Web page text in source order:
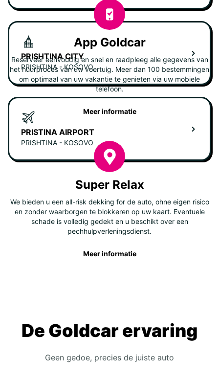
PRISHTINA CITY
PRISHTINA - KOSOVO
PRISTINA AIRPORT
PRISHTINA - KOSOVO
App Goldcar
Reserveer eenvoudig en snel en raadpleeg alle gegevens van
het huurproces van uw voertuig. Meer dan 100 bestemmingen
om optimaal van uw vakantie te genieten via uw mobiele
telefoon.
Meer informatie
Super Relax
We bieden u een all-risk dekking for de auto, ohne eigen risico
en zonder waarborgen te blokkeren op uw kaart. Eventuele
schade is volledig gedekt en u beschikt over een
pechhulpverleningsdienst.
Meer informatie
De Goldcar ervaring
Geen gedoe, precies de juiste auto